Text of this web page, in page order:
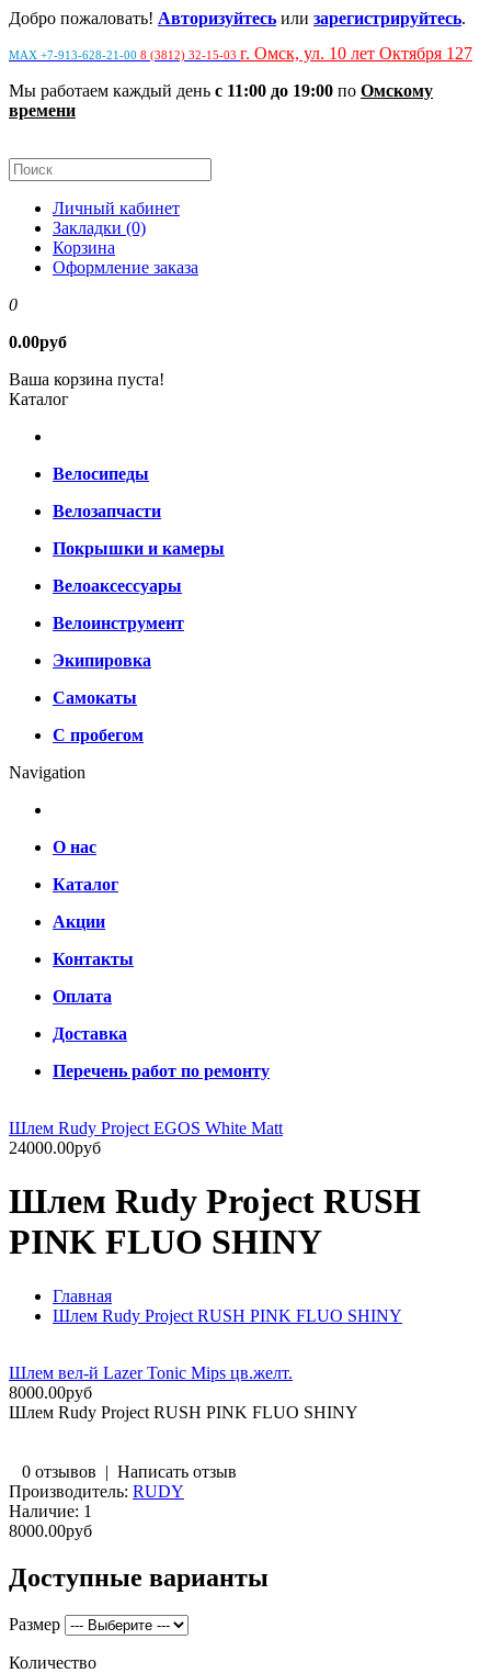
Добро пожаловать! Авторизуйтесь или зарегистрируйтесь.
MAX +7-913-628-21-00 8 (3812) 32-15-03 г. Омск, ул. 10 лет Октября 127
Мы работаем каждый день с 11:00 до 19:00 по Омскому
времени
Личный кабинет
Закладки (0)
Корзина
Оформление заказа
0
0.00руб
Ваша корзина пуста!
Каталог
Велосипеды
Велозапчасти
Покрышки и камеры
Велоаксессуары
Велоинструмент
Экипировка
Самокаты
С пробегом
Navigation
О нас
Каталог
Акции
Контакты
Оплата
Доставка
Перечень работ по ремонту
Шлем Rudy Project EGOS White Matt
24000.00руб
Шлем Rudy Project RUSH
PINK FLUO SHINY
Главная
Шлем Rudy Project RUSH PINK FLUO SHINY
Шлем вел-й Lazer Tonic Mips цв.желт.
8000.00руб
Шлем Rudy Project RUSH PINK FLUO SHINY
0 отзывов | Написать отзыв
Производитель: RUDY
Наличие: 1
8000.00руб
Доступные варианты
Размер
Количество